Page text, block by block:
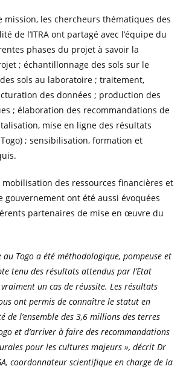
mission, les chercheurs thématiques des
de l’ITRA ont partagé avec l’équipe du
phases du projet à savoir la
; échantillonnage des sols sur le
sols au laboratoire ; traitement,
des données ; production des
; élaboration des recommandations de
mise en ligne des résultats
; sensibilisation, formation et
mobilisation des ressources financières et
gouvernement ont été aussi évoquées
partenaires de mise en œuvre du
au Togo a été méthodologique, pompeuse et
tenu des résultats attendus par l’Etat
vraiment un cas de réussite. Les résultats
ont permis de connaître le statut en
de l’ensemble des 3,6 millions des terres
et d’arriver à faire des recommandations
pour les cultures majeurs », décrit Dr
coordonnateur scientifique en charge de la